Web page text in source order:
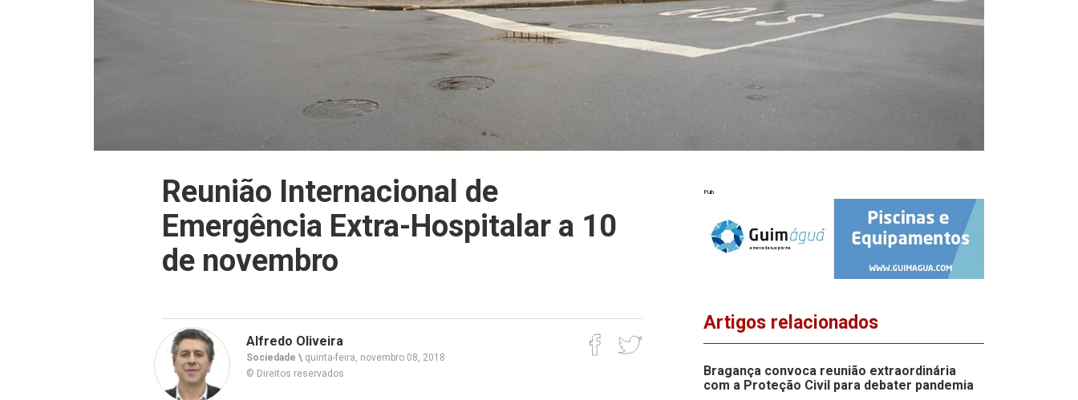
Reunião Internacional de
Emergência Extra-Hospitalar a 10
de novembro
Alfredo Oliveira
Sociedade \ quinta-feira, novembro 08, 2018
© Direitos reservados
Pub
Artigos relacionados
Bragança convoca reunião extraordinária
com a Proteção Civil para debater pandemia